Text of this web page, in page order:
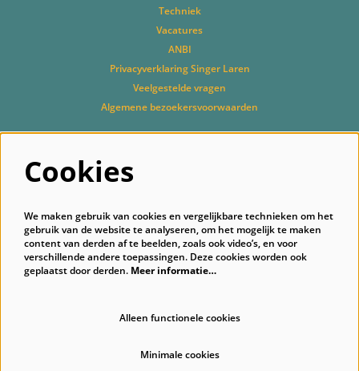
Techniek
Vacatures
ANBI
Privacyverklaring Singer Laren
Veelgestelde vragen
Algemene bezoekersvoorwaarden
Cookies
We maken gebruik van cookies en vergelijkbare technieken om het
gebruik van de website te analyseren, om het mogelijk te maken
content van derden af te beelden, zoals ook video’s, en voor
verschillende andere toepassingen. Deze cookies worden ook
geplaatst door derden. Meer informatie…
Alleen functionele cookies
Minimale cookies